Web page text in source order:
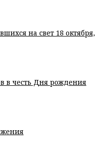
на свет 18 октября,
в честь Дня рождения